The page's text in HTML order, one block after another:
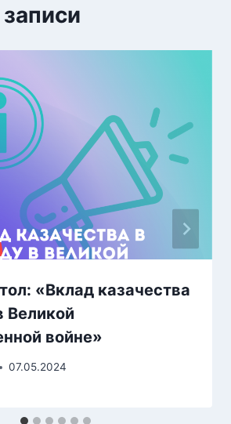
«Вклад казачества
Великой
войне»
07.05.2024